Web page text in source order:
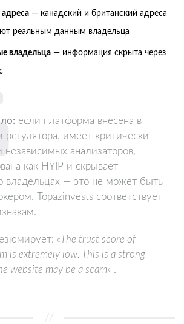
— канадский и британский адреса
реальным данным владельца
владельца — информация скрыта через
если платформа внесена в
регулятора, имеет критически
независимых анализаторов,
как HYIP и скрывает
владельцах — это не может быть
Topazinvests соответствует
«The trust score of
is extremely low. This is a strong
website may be a scam» .